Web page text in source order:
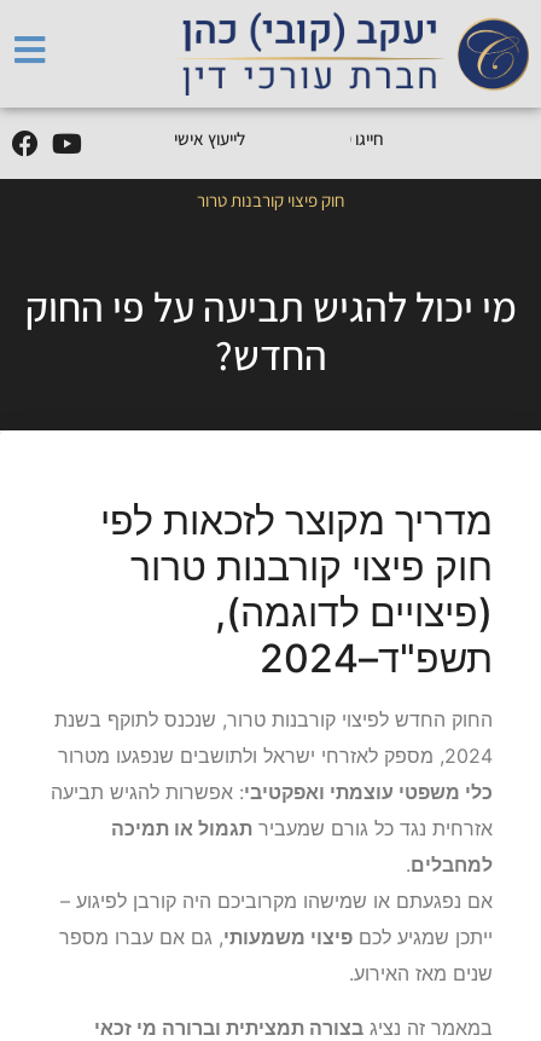
חייגו050- לייעוץ אישי
חוק פיצוי קורבנות טרור
מי יכול להגיש תביעה על פי החוק
החדש?
מדריך מקוצר לזכאות לפי
חוק פיצוי קורבנות טרור
(פיצויים לדוגמה),
תשפ"ד–2024
החוק החדש לפיצוי קורבנות טרור, שנכנס לתוקף בשנת
2024, מספק לאזרחי ישראל ולתושבים שנפגעו מטרור
כלי משפטי עוצמתי ואפקטיבי: אפשרות להגיש תביעה
אזרחית נגד כל גורם שמעביר תגמול או תמיכה
למחבלים.
אם נפגעתם או שמישהו מקרוביכם היה קורבן לפיגוע –
ייתכן שמגיע לכם פיצוי משמעותי, גם אם עברו מספר
שנים מאז האירוע.
במאמר זה נציג בצורה תמציתית וברורה מי זכאי